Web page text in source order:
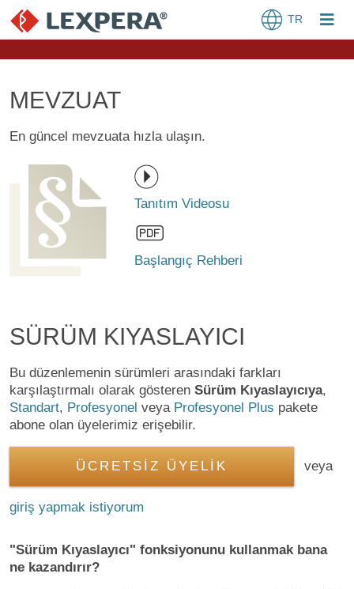
TR
MEVZUAT
En güncel mevzuata hızla ulaşın.
Tanıtım Videosu
Başlangıç Rehberi
SÜRÜM KIYASLAYICI
Bu düzenlemenin sürümleri arasındaki farkları
karşılaştırmalı olarak gösteren Sürüm Kıyaslayıcıya,
Standart, Profesyonel veya Profesyonel Plus pakete
abone olan üyelerimiz erişebilir.
ÜCRETSİZ ÜYELİK veya
giriş yapmak istiyorum
"Sürüm Kıyaslayıcı" fonksiyonunu kullanmak bana
ne kazandırır?